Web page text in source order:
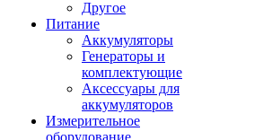
Другое
Питание
Аккумуляторы
Генераторы и
комплектующие
Аксессуары для
аккумуляторов
Измерительное
оборудование